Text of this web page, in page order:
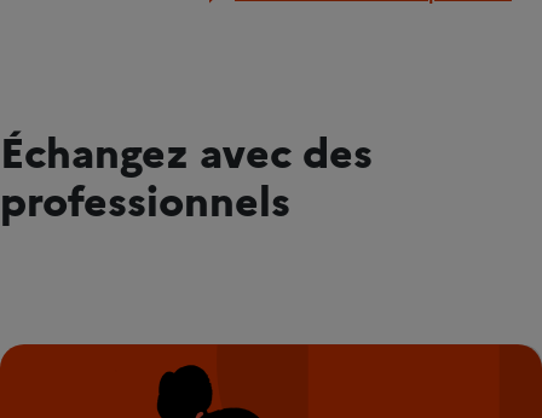
Échangez avec des
professionnels